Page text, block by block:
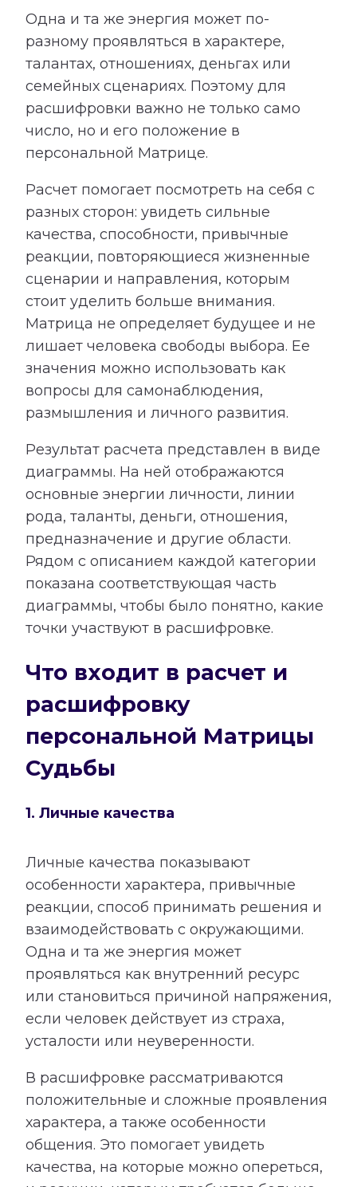
Одна и та же энергия может по-
разному проявляться в характере,
талантах, отношениях, деньгах или
семейных сценариях. Поэтому для
расшифровки важно не только само
число, но и его положение в
персональной Матрице.
Расчет помогает посмотреть на себя с
разных сторон: увидеть сильные
качества, способности, привычные
реакции, повторяющиеся жизненные
сценарии и направления, которым
стоит уделить больше внимания.
Матрица не определяет будущее и не
лишает человека свободы выбора. Ее
значения можно использовать как
вопросы для самонаблюдения,
размышления и личного развития.
Результат расчета представлен в виде
диаграммы. На ней отображаются
основные энергии личности, линии
рода, таланты, деньги, отношения,
предназначение и другие области.
Рядом с описанием каждой категории
показана соответствующая часть
диаграммы, чтобы было понятно, какие
точки участвуют в расшифровке.
Что входит в расчет и
расшифровку
персональной Матрицы
Судьбы
1. Личные качества
Личные качества показывают
особенности характера, привычные
реакции, способ принимать решения и
взаимодействовать с окружающими.
Одна и та же энергия может
проявляться как внутренний ресурс
или становиться причиной напряжения,
если человек действует из страха,
усталости или неуверенности.
В расшифровке рассматриваются
положительные и сложные проявления
характера, а также особенности
общения. Это помогает увидеть
качества, на которые можно опереться,